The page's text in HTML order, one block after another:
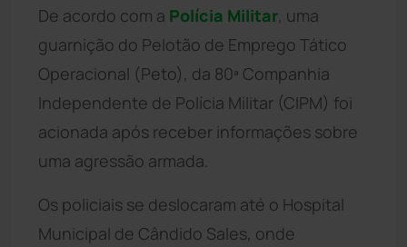
De acordo com a Polícia Militar, uma
guarnição do Pelotão de Emprego Tático
Operacional (Peto), da 80ª Companhia
Independente de Polícia Militar (CIPM) foi
acionada após receber informações sobre
uma agressão armada.
Os policiais se deslocaram até o Hospital
Municipal de Cândido Sales, onde